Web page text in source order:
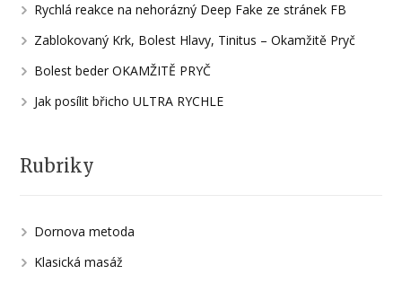
Rychlá reakce na nehorázný Deep Fake ze stránek FB
Zablokovaný Krk, Bolest Hlavy, Tinitus – Okamžitě Pryč
Bolest beder OKAMŽITĚ PRYČ
Jak posílit břicho ULTRA RYCHLE
Rubriky
Dornova metoda
Klasická masáž